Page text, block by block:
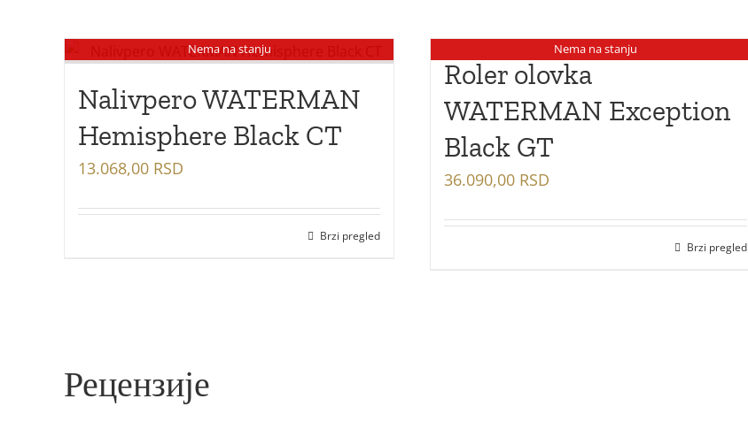
Nema na stanju
Nalivpero WATERMAN
Hemisphere Black CT
13.068,00 RSD
Brzi pregled
Nema na stanju
Roler olovka
WATERMAN Exception
Black GT
36.090,00 RSD
Brzi pregled
Рецензије